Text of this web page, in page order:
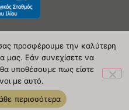
Δήμος Ιλίου
προσφέρουμε την καλύτερη
μας. Εάν συνεχίσετε να
θα υποθέσουμε πως είστε
με αυτό.
περισσότερα